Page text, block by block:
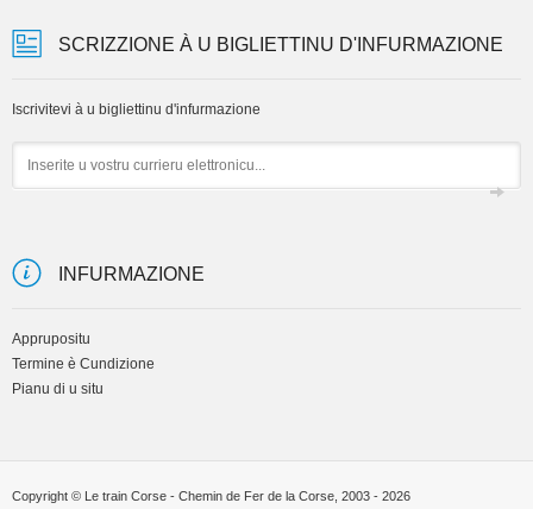
SCRIZZIONE À U BIGLIETTINU D'INFURMAZIONE
Iscrivitevi à u bigliettinu d'infurmazione
INFURMAZIONE
Apprupositu
Termine è Cundizione
Pianu di u situ
Copyright © Le train Corse - Chemin de Fer de la Corse, 2003 - 2026